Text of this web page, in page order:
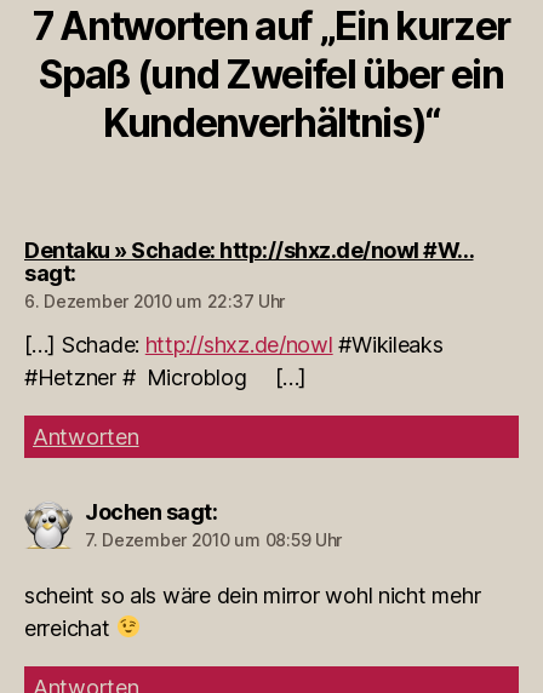
7 Antworten auf „Ein kurzer
Spaß (und Zweifel über ein
Kundenverhältnis)“
Dentaku » Schade: http://shxz.de/nowl #W…
sagt:
6. Dezember 2010 um 22:37 Uhr
[…] Schade: http://shxz.de/nowl #Wikileaks
#Hetzner # Microblog […]
Antworten
Jochen sagt:
7. Dezember 2010 um 08:59 Uhr
scheint so als wäre dein mirror wohl nicht mehr
erreichat
Antworten